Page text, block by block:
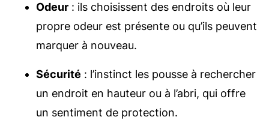
Odeur : ils choisissent des endroits où leur
propre odeur est présente ou qu’ils peuvent
marquer à nouveau.
Sécurité : l’instinct les pousse à rechercher
un endroit en hauteur ou à l’abri, qui offre
un sentiment de protection.